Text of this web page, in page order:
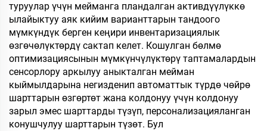
туруулар үчүн мейманга пландалган активдүүлүккө
ылайыктуу аяк кийим варианттарын тандоого
мүмкүндүк берген кеңири инвентаризациялык
өзгөчөлүктөрдү сактап келет. Кошулган бөлмө
оптимизациясынын мүмкүнчүлүктөрү таптамалардын
сенсорлору аркылуу аныкталган мейман
кыймылдарына негизденип автоматтык түрдө чөйрө
шарттарын өзгөртөт жана колдонуу үчүн колдонуу
зарыл эмес шарттарды түзүп, персонализацияланган
конушчулуу шарттарын түзөт. Бул